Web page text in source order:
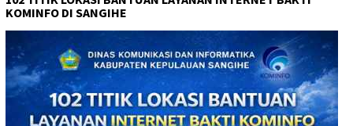
KOMINFO DI SANGIHE